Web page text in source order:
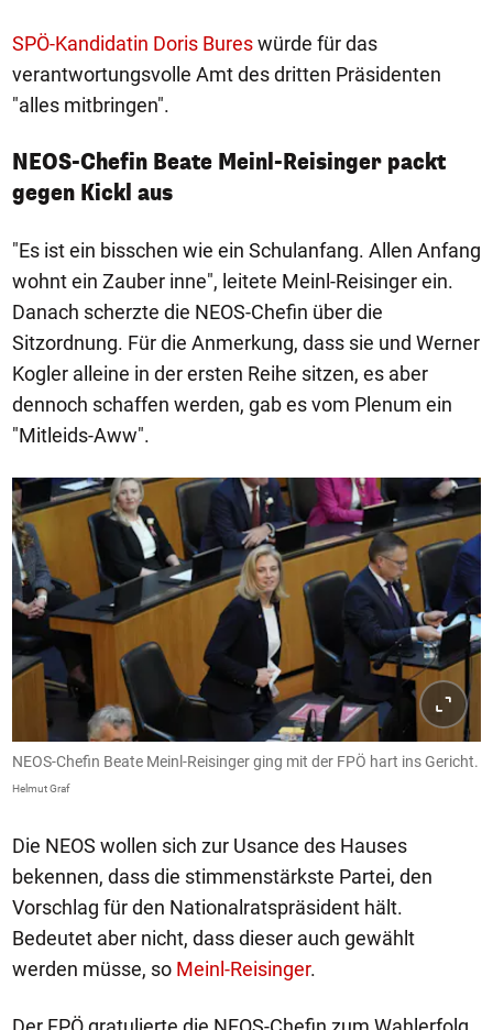
SPÖ-Kandidatin Doris Bureswürde für das
verantwortungsvolle Amt des dritten Präsidenten
"alles mitbringen".
NEOS-Chefin Beate Meinl-Reisinger packt
gegen Kickl aus
"Es ist ein bisschen wie ein Schulanfang. Allen Anfang
wohnt ein Zauber inne", leitete Meinl-Reisinger ein.
Danach scherzte die NEOS-Chefin über die
Sitzordnung. Für die Anmerkung, dass sie und Werner
Kogler alleine in der ersten Reihe sitzen, es aber
dennoch schaffen werden, gab es vom Plenum ein
"Mitleids-Aww".
NEOS-Chefin Beate Meinl-Reisinger ging mit der FPÖ hart ins Gericht.
Helmut Graf
Die NEOS wollen sich zur Usance des Hauses
bekennen, dass die stimmenstärkste Partei, den
Vorschlag für den Nationalratspräsident hält.
Bedeutet aber nicht, dass dieser auch gewählt
werden müsse, so Meinl-Reisinger.